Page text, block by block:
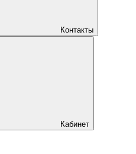
Контакты
Кабинет